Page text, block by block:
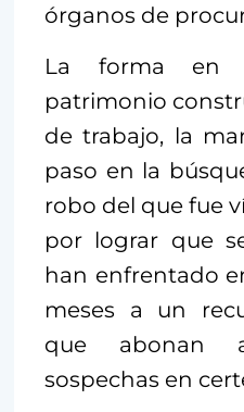
órganos de
La forma en
patrimonio
de trabajo, la
paso en la
robo del que fue
por lograr que
han enfrentado
meses a un
que abonan
sospechas en